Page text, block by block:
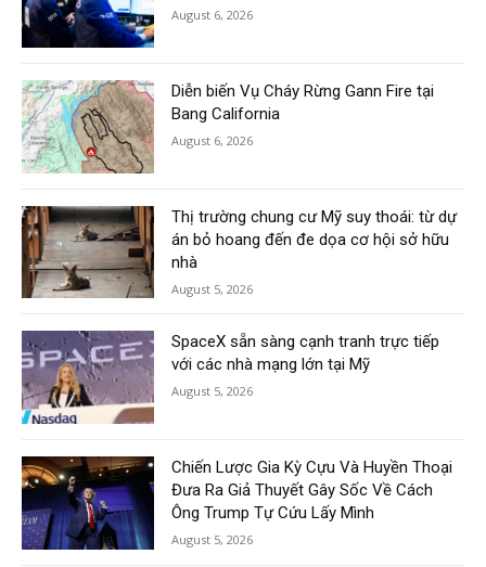
August 6, 2026
Diễn biến Vụ Cháy Rừng Gann Fire tại
Bang California
August 6, 2026
Thị trường chung cư Mỹ suy thoái: từ dự
án bỏ hoang đến đe dọa cơ hội sở hữu
nhà
August 5, 2026
SpaceX sẵn sàng cạnh tranh trực tiếp
với các nhà mạng lớn tại Mỹ
August 5, 2026
Chiến Lược Gia Kỳ Cựu Và Huyền Thoại
Đưa Ra Giả Thuyết Gây Sốc Về Cách
Ông Trump Tự Cứu Lấy Mình
August 5, 2026